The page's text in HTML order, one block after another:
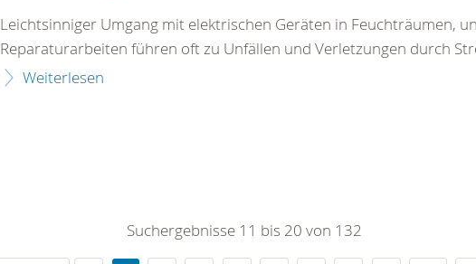
Leichtsinniger Umgang mit elektrischen Geräten in Feuchträumen,
Reparaturarbeiten führen oft zu Unfällen und Verletzungen durch
Weiterlesen
Suchergebnisse 11 bis 20 von 132